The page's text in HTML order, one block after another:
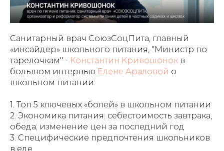
Санитарный врач СоюзСоцПита, главный
«инсайдер» школьного питания, "Министр по
тарелочкам" - Константин Кривошонок в
большом интервью Елене Араловой о
школьном питании:
1. Топ 5 ключевых «болей» в школьном питании
2. Экономика питания: себестоимость завтрака,
обеда; изменение цен за последний год
3. Специфические предпочтения школьников
в еде